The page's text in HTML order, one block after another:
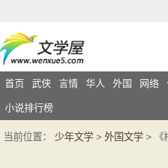
首页 武侠 言情 华人 外国 网络
小说排行榜
当前位置： 少年文学 > 外国文学 > 《